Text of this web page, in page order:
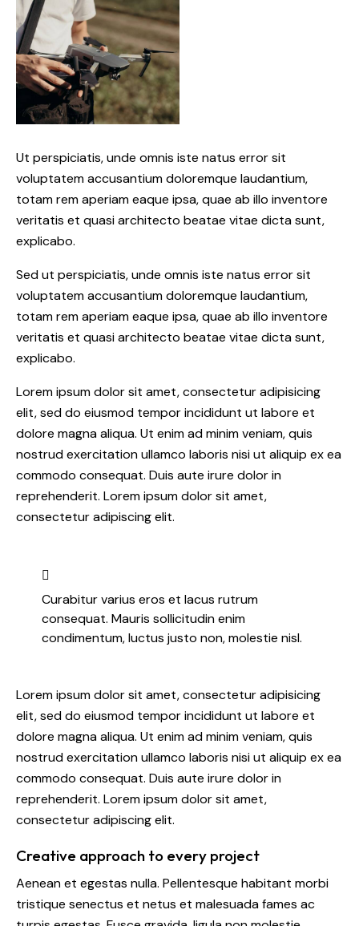
Ut perspiciatis, unde omnis iste natus error sit
voluptatem accusantium doloremque laudantium,
totam rem aperiam eaque ipsa, quae ab illo inventore
veritatis et quasi architecto beatae vitae dicta sunt,
explicabo.
Sed ut perspiciatis, unde omnis iste natus error sit
voluptatem accusantium doloremque laudantium,
totam rem aperiam eaque ipsa, quae ab illo inventore
veritatis et quasi architecto beatae vitae dicta sunt,
explicabo.
Lorem ipsum dolor sit amet, consectetur adipisicing
elit, sed do eiusmod tempor incididunt ut labore et
dolore magna aliqua. Ut enim ad minim veniam, quis
nostrud exercitation ullamco laboris nisi ut aliquip ex ea
commodo consequat. Duis aute irure dolor in
reprehenderit. Lorem ipsum dolor sit amet,
consectetur adipiscing elit.
Curabitur varius eros et lacus rutrum
consequat. Mauris sollicitudin enim
condimentum, luctus justo non, molestie nisl.
Lorem ipsum dolor sit amet, consectetur adipisicing
elit, sed do eiusmod tempor incididunt ut labore et
dolore magna aliqua. Ut enim ad minim veniam, quis
nostrud exercitation ullamco laboris nisi ut aliquip ex ea
commodo consequat. Duis aute irure dolor in
reprehenderit. Lorem ipsum dolor sit amet,
consectetur adipiscing elit.
Creative approach to every project
Aenean et egestas nulla. Pellentesque habitant morbi
tristique senectus et netus et malesuada fames ac